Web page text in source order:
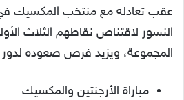
عقب تعادله مع منتخب المكسيك
النسور لاقتناص نقاطهم الثلاث
المجموعة، ويزيد فرص صعوده لدور
مباراة الأرجنتين والمكسيك